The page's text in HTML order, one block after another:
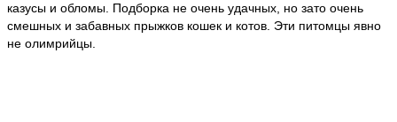
казусы и обломы. Подборка не очень удачных, но зато очень
смешных и забавных прыжков кошек и котов. Эти питомцы явно
не олимрийцы.